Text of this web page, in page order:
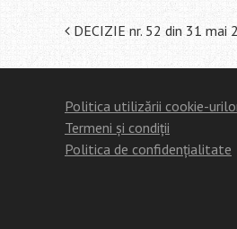
Post
navigation
DECIZIE nr. 52 din 31 mai
Politica utilizării cookie-
Termeni și condiții
Politica de confidențialitate